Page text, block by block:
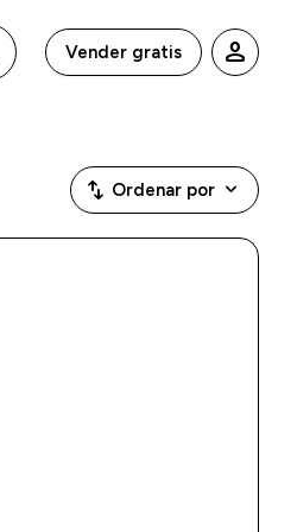
Vender gratis person
swap_vert Ordenar por keyboard_arrow_down